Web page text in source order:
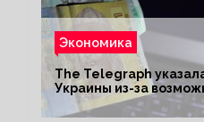
Экономика
The Telegraph
Украины из-за